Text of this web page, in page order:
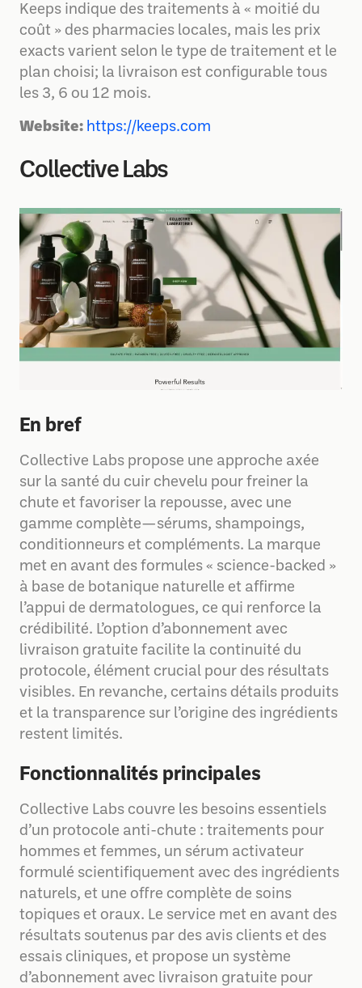
Keeps indique des traitements à « moitié du
coût » des pharmacies locales, mais les prix
exacts varient selon le type de traitement et le
plan choisi; la livraison est configurable tous
les 3, 6 ou 12 mois.
Website: https://keeps.com
Collective Labs
En bref
Collective Labs propose une approche axée
sur la santé du cuir chevelu pour freiner la
chute et favoriser la repousse, avec une
gamme complète—sérums, shampoings,
conditionneurs et compléments. La marque
met en avant des formules « science-backed »
à base de botanique naturelle et affirme
l’appui de dermatologues, ce qui renforce la
crédibilité. L’option d’abonnement avec
livraison gratuite facilite la continuité du
protocole, élément crucial pour des résultats
visibles. En revanche, certains détails produits
et la transparence sur l’origine des ingrédients
restent limités.
Fonctionnalités principales
Collective Labs couvre les besoins essentiels
d’un protocole anti-chute : traitements pour
hommes et femmes, un sérum activateur
formulé scientifiquement avec des ingrédients
naturels, et une offre complète de soins
topiques et oraux. Le service met en avant des
résultats soutenus par des avis clients et des
essais cliniques, et propose un système
d’abonnement avec livraison gratuite pour